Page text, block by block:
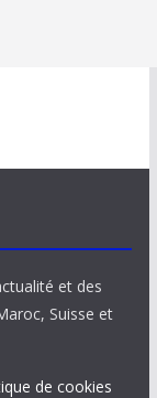
et des
Suisse et
de cookies